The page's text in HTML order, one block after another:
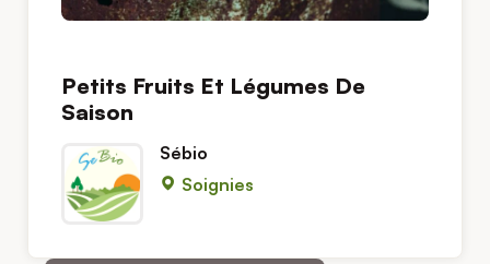
Petits Fruits Et Légumes De
Saison
Sébio
Soignies